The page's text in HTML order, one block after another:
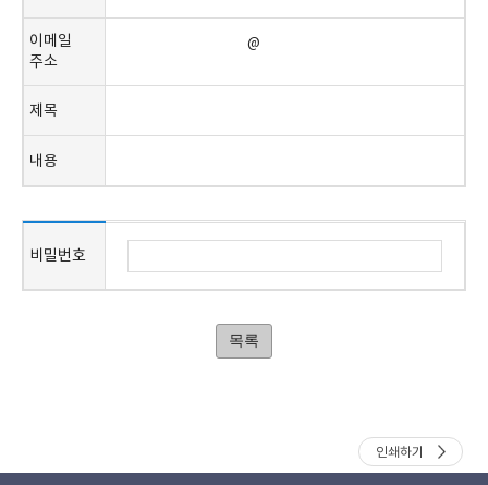
이메일
주소
@
제목
내용
비밀번호
목록
인쇄하기